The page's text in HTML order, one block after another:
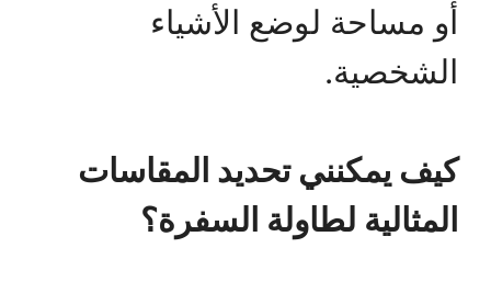
أو مساحة لوضع الأشياء
الشخصية.
كيف يمكنني تحديد المقاسات
المثالية لطاولة السفرة؟